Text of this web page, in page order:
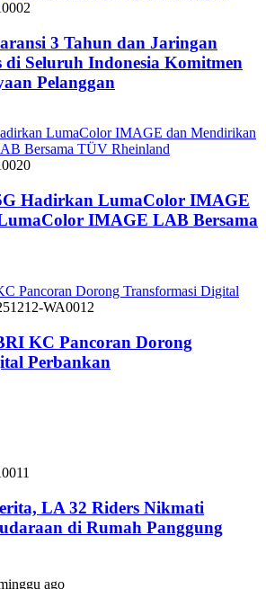
3 Tahun dan Jaringan
di Seluruh Indonesia Komitmen
Pelanggan
LumaColor IMAGE dan Mendirikan
Bersama TÜV Rheinland
Hadirkan LumaColor IMAGE
IMAGE LAB Bersama
Pancoran Dorong Transformasi Digital
KC Pancoran Dorong
Perbankan
LA 32 Riders Nikmati
di Rumah Panggung
ago